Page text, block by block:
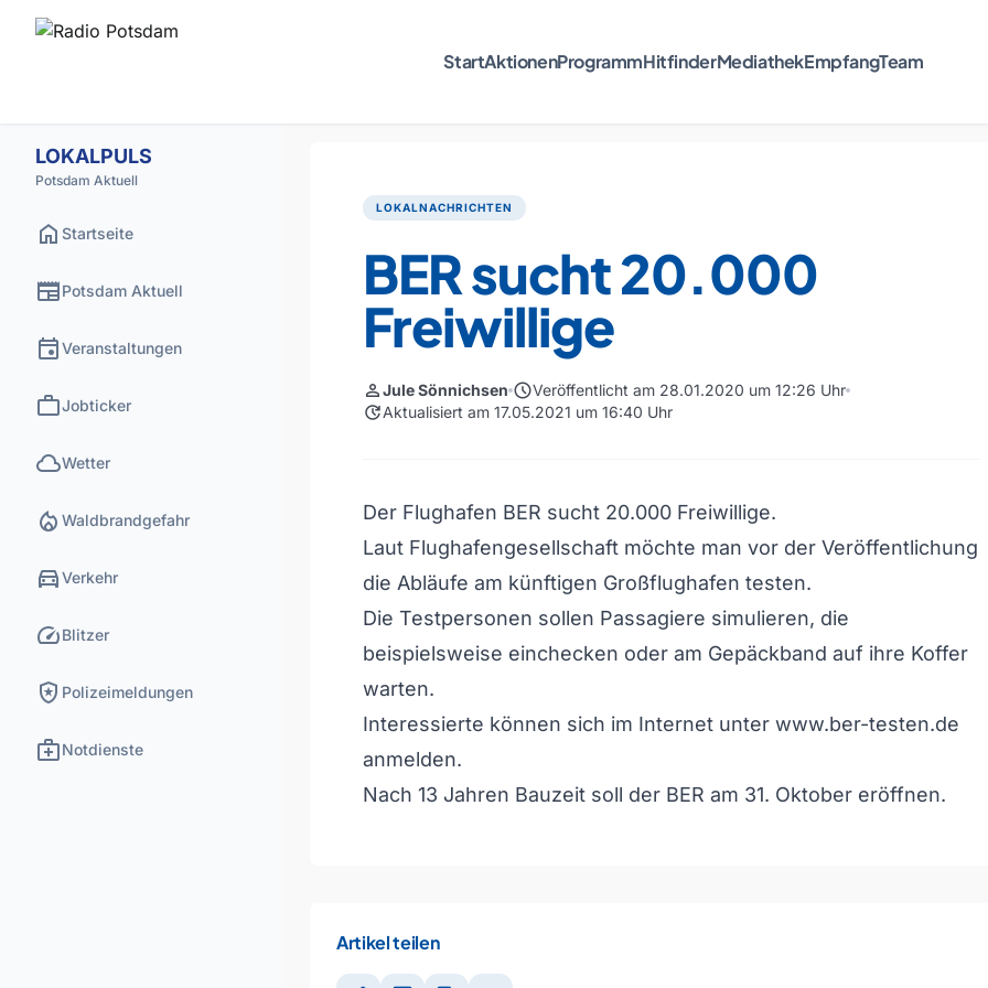
StartAktionenProgrammHitfinderMediathekEmpfangTeam
LOKALPULS
Potsdam Aktuell
home Startseite
newspaperPotsdam Aktuell
eventVeranstaltungen
workJobticker
cloudWetter
local_fire_department Waldbrandgefahr
directions_carVerkehr
speedBlitzer
local_police Polizeimeldungen
medical_servicesNotdienste
LOKALNACHRICHTEN
BER sucht 20.000
Freiwillige
personJule Sönnichsen scheduleVeröffentlicht am 28.01.2020 um 12:26 Uhr
updateAktualisiert am 17.05.2021 um 16:40 Uhr
Der Flughafen BER sucht 20.000 Freiwillige.
Laut Flughafengesellschaft möchte man vor der Veröffentlichung
die Abläufe am künftigen Großflughafen testen.
Die Testpersonen sollen Passagiere simulieren, die
beispielsweise einchecken oder am Gepäckband auf ihre Koffer
warten.
Interessierte können sich im Internet unter www.ber-testen.de
anmelden.
Nach 13 Jahren Bauzeit soll der BER am 31. Oktober eröffnen.
Artikel teilen